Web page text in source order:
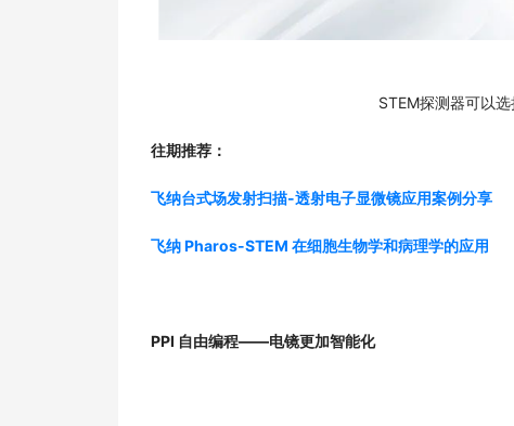
STEM探测器可以
往期推荐：
飞纳台式场发射扫描-透射电子显微镜应用案例分享
飞纳 Pharos-STEM 在细胞生物学和病理学的应用
PPI 自由编程——电镜更加智能化